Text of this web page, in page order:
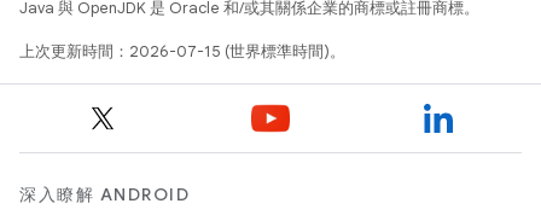
Java 與 OpenJDK 是 Oracle 和/或其關係企業的商標或註冊商標。
上次更新時間：2026-07-15 (世界標準時間)。
深入瞭解 ANDROID